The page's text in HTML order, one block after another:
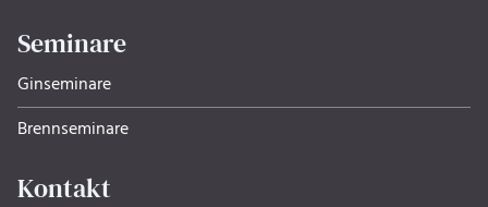
Seminare
Ginseminare
Brennseminare
Kontakt